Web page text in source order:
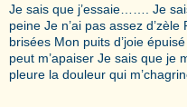
Je sais que j’essaie……. Je
peine Je n’ai pas assez
brisées Mon puits d’joie
peut m’apaiser Je sais que je
pleure la douleur qui